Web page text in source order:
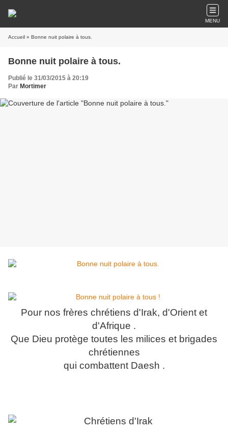
MENU
Accueil » Bonne nuit polaire à tous.
Bonne nuit polaire à tous.
Publié le 31/03/2015 à 20:19
Par Mortimer
Pour nos frères chrétiens d'Irak, d'Orient et
d'Afrique .
Que Dieu protège toutes les milices et brigades
chrétiennes
qui combattent Daesh .